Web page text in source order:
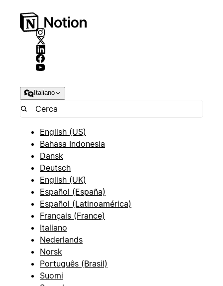
Italiano
English (US)
Bahasa Indonesia
Dansk
Deutsch
English (UK)
Español (España)
Español (Latinoamérica)
Français (France)
Italiano
Nederlands
Norsk
Português (Brasil)
Suomi